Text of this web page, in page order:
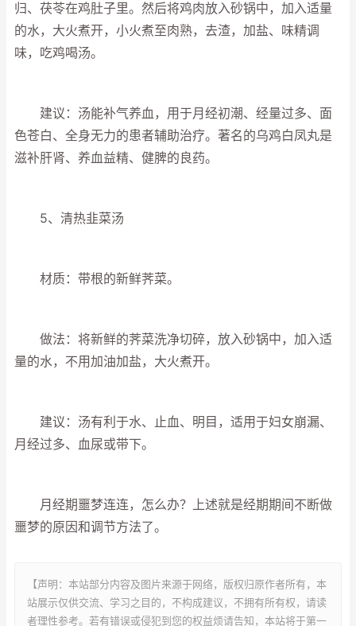
归、茯苓在鸡肚子里。然后将鸡肉放入砂锅中，加入适量
的水，大火煮开，小火煮至肉熟，去渣，加盐、味精调
味，吃鸡喝汤。
建议：汤能补气养血，用于月经初潮、经量过多、面
色苍白、全身无力的患者辅助治疗。著名的乌鸡白凤丸是
滋补肝肾、养血益精、健脾的良药。
5、清热韭菜汤
材质：带根的新鲜荠菜。
做法：将新鲜的荠菜洗净切碎，放入砂锅中，加入适
量的水，不用加油加盐，大火煮开。
建议：汤有利于水、止血、明目，适用于妇女崩漏、
月经过多、血尿或带下。
月经期噩梦连连，怎么办？上述就是经期期间不断做
噩梦的原因和调节方法了。
【声明：本站部分内容及图片来源于网络，版权归原作者所有，本
站展示仅供交流、学习之目的，不构成建议，不拥有所有权，请读
者理性参考。若有错误或侵犯到您的权益烦请告知，本站将于第一